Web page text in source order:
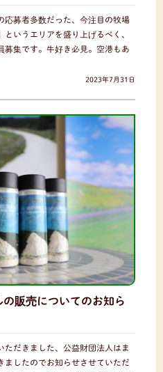
応募者多数だった、今注目の牧場
いうエリアを盛り上げるべく、
募集です。牛好き必見。空港もあ
2023年7月31日
の販売についてのお知ら
ただきました、公益財団法人はま
ましたのでお知らせさせていただ